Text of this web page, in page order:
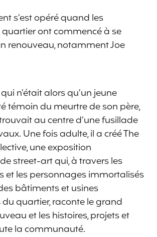
s’est opéré quand les
ont commencé à se
renouveau, notamment Joe
qui n’était alors qu’un jeune
témoin du meurtre de son père,
au centre d’une fusillade
Une fois adulte, il a créé The
une exposition
street-art qui, à travers les
et les personnages immortalisés
bâtiments et usines
quartier, raconte le grand
et les histoires, projets et
la communauté.